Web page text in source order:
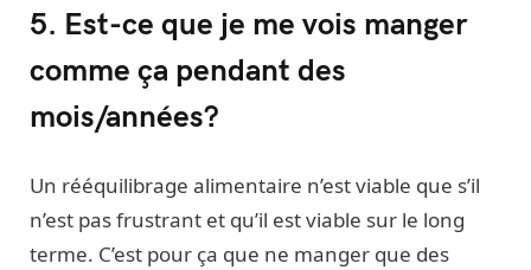
5. Est-ce que je me vois manger
comme ça pendant des
mois/années?
Un rééquilibrage alimentaire n’est viable que s’il
n’est pas frustrant et qu’il est viable sur le long
terme. C’est pour ça que ne manger que des